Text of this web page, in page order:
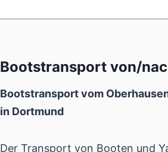
Bootstransport von/
Bootstransport vom
in Dortmund
Der Transport von Booten und